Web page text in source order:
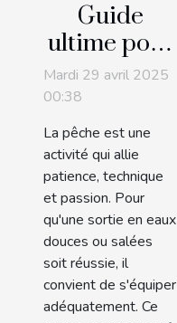
Guide
ultime pour
choisir le
meilleur
équipement
de pêche en
ligne
Mardi 29 avril 2025
00:38
La pêche est une
activité qui allie
patience, technique
et passion. Pour
qu'une sortie en eaux
douces ou salées
soit réussie, il
convient de s'équiper
adéquatement. Ce